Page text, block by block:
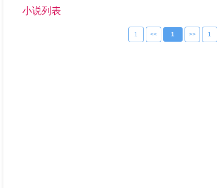
小说列表
1 << 1 >> 1